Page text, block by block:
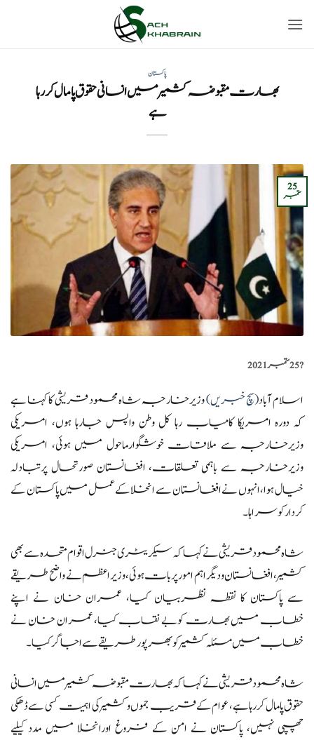
پاکستان
بھارت مقبوضہ کشمیرمیں انسانی حقوق پامال کررہا
ہے
25
ستمبر
?️25 ستمبر 2021
اسلام آباد(سچ خبریں)وزیرخارجہ شاہ محمود قریشی کا کہنا ہے
کہ دورہ امریکا کامیاب رہا کل وطن واپس جارہا ہوں، امریکی
وزیرخارجہ سے ملاقات خوشگوارماحول میں ہوئی، امریکی
وزیرخارجہ سے باہمی تعلقات، افغانستان صورتحال پرتبادلہ
خیال ہوا، انہوں نے افغانستان سے انخلا کےعمل میں پاکستان کے
کردارکوسراہا۔
شاہ محمود قریشی نے کہا کہ سیکریٹری جنرل اقوام متحدہ سے بھی
کشمیر، افغانستان ودیگراہم امورپربات ہوئی، وزیراعظم نے واضح طریقے
سے پاکستان کا نقطہ نظربیان کیا، عمران خان نے اپنے
خطاب میں بھارت کوبے نقاب کیا، عمران خان نے
خطاب میں مسئلہ کشمیرکوبھرپورطریقے سے اجاگرکیا۔
شاہ محمود قریشی نے کہا کہ بھارت مقبوضہ کشمیرمیں انسانی
حقوق پامال کررہا ہے، عوام کے قریب جموں وکشمیرکی اہمیت کسی سے ڈھکی
چھپی نہیں، پاکستان نے امن کے فروغ اورانخلا میں مدد کیلیے